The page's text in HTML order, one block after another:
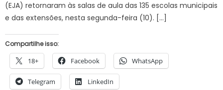
(EJA) retornaram às salas de aula das 135 escolas municipais
e das extensões, nesta segunda-feira (10). […]
Compartilhe isso:
18+ Facebook WhatsApp
Telegram LinkedIn